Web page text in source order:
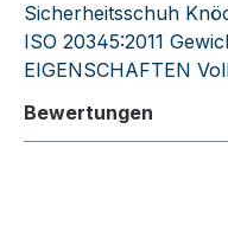
Sicherheitsschuh
ISO 20345:2011
EIGENSCHAFTEN
Bewertungen